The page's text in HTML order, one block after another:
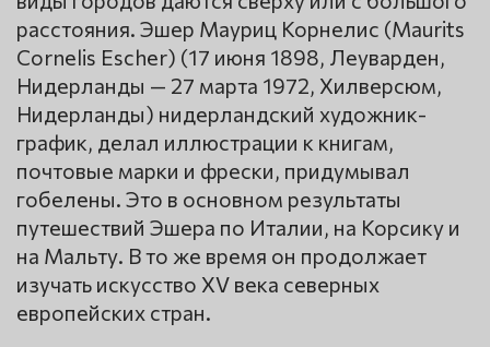
расстояния. Эшер Мауриц Корнелис (Maurits
Cornelis Escher) (17 июня 1898, Леуварден,
Нидерланды — 27 марта 1972, Хилверсюм,
Нидерланды) нидерландский художник-
график, делал иллюстрации к книгам,
почтовые марки и фрески, придумывал
гобелены. Это в основном результаты
путешествий Эшера по Италии, на Корсику и
на Мальту. В то же время он продолжает
изучать искусство XV века северных
европейских стран.